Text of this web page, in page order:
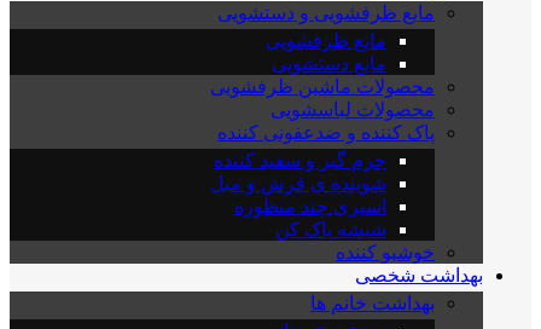
مایع ظرفشویی و دستشویی
مایع ظرفشویی
مایع دستشویی
محصولات ماشین ظرفشویی
محصولات لباسشویی
پاک کننده و ضدعفونی کننده
جرم گیر و سفید کننده
شوینده ی فرش و مبل
اسپری چند منظوره
شیشه پاک کن
خوشبو کننده
بهداشت شخصی
بهداشت خانم ها